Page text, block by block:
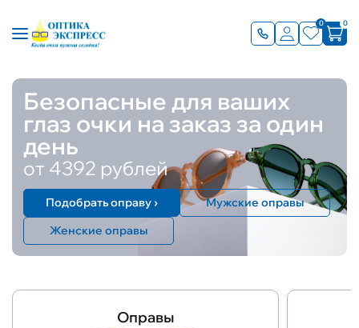
0 0
Безопасные для ваших
глаз очки на заказ за один
день
от 4392 рублей
Мужские оправы
Женские оправы
Подобрать оправу ›
Оправы